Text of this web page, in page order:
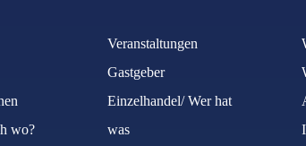
wo?
Veranstaltungen
Gastgeber
Einzelhandel/ Wer hat
was